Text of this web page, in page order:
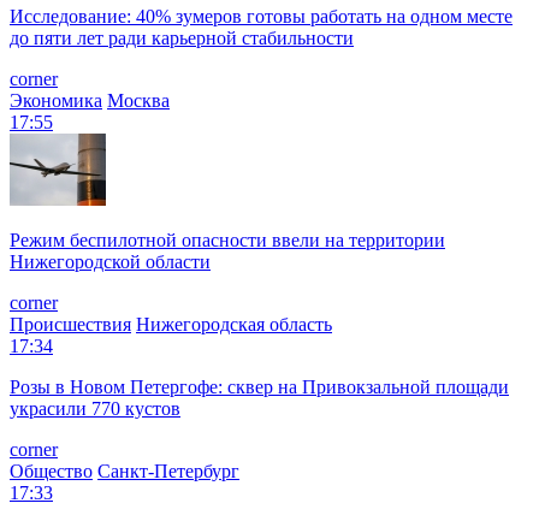
Исследование: 40% зумеров готовы работать на одном месте
до пяти лет ради карьерной стабильности
corner
Экономика Москва
17:55
Режим беспилотной опасности ввели на территории
Нижегородской области
corner
Происшествия Нижегородская область
17:34
Розы в Новом Петергофе: сквер на Привокзальной площади
украсили 770 кустов
corner
Общество Санкт-Петербург
17:33